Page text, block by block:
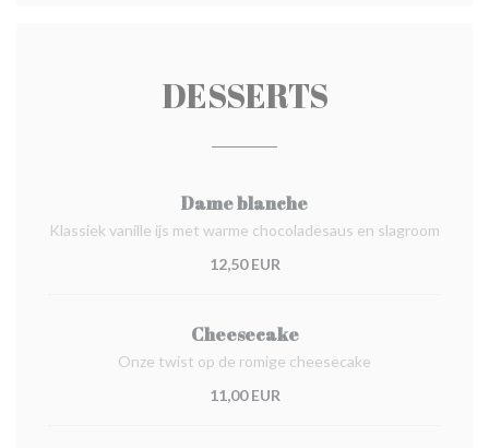
DESSERTS
Dame blanche
Klassiek vanille ijs met warme chocoladesaus en slagroom
12,50 EUR
Cheesecake
Onze twist op de romige cheesecake
11,00 EUR